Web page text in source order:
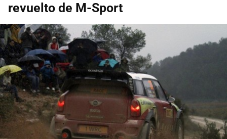
revuelto de M-Sport